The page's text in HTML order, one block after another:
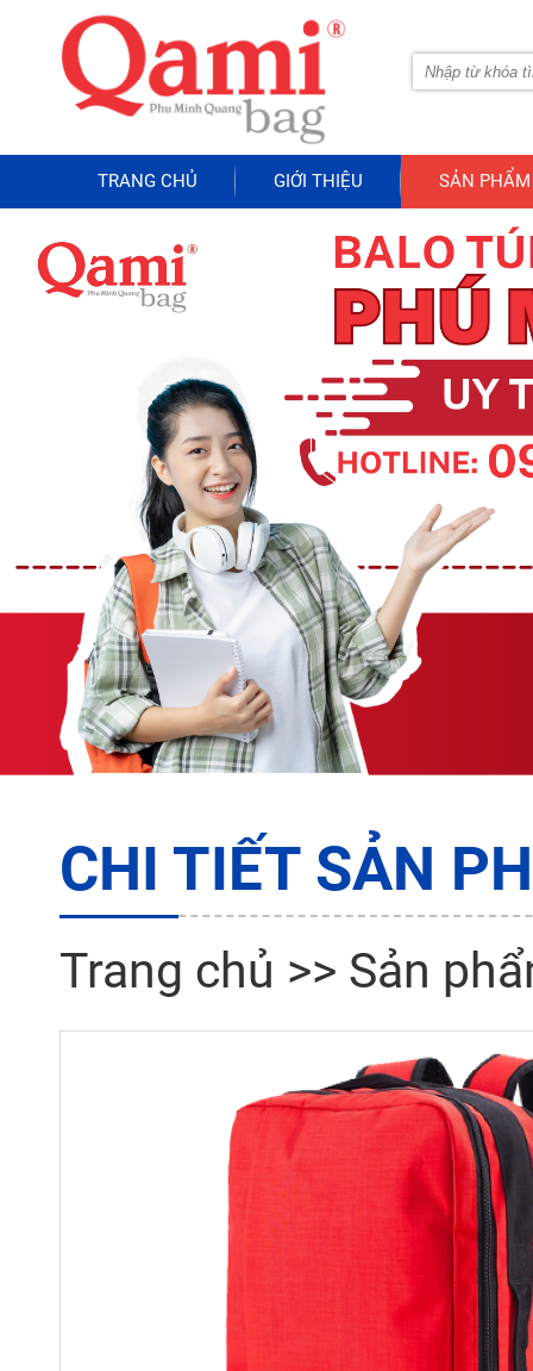
TRANG CHỦ GIỚI THIỆU SẢN PHẨM
CHI TIẾT SẢN
Trang chủ >> Sản